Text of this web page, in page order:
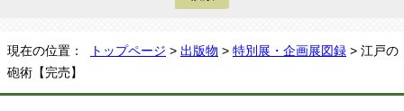
現在の位置： トップページ > 出版物 > 特別展・企画展図録 > 江戸の
砲術【完売】